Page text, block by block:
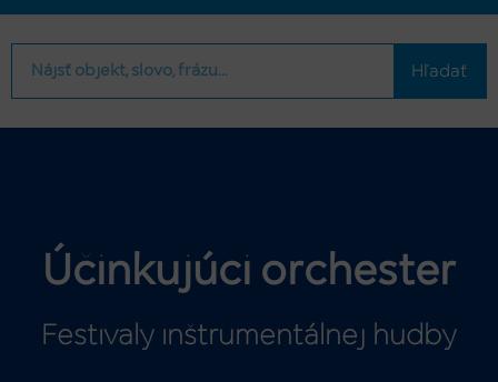
Hľadať
Účinkujúci orchester
Festivaly inštrumentálnej hudby